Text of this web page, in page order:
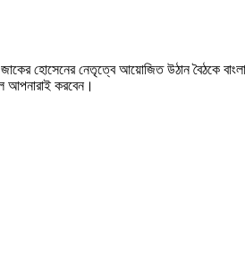
জাকের হোসেনের নেতৃত্বে আয়োজিত উঠান বৈঠকে
আপনারাই করবেন।